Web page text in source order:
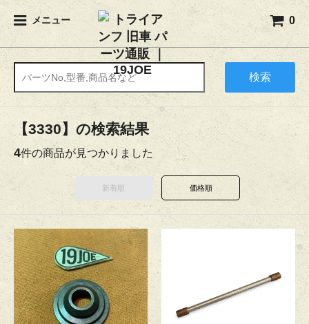
メニュー 0
検索
【3330】の検索結果
4件の商品が見つかりました
新着順 価格順